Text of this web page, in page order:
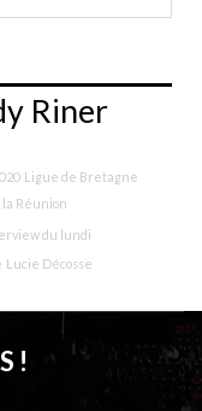
Riner
Ligue de Bretagne
Réunion
du lundi
Lucie Décosse
!